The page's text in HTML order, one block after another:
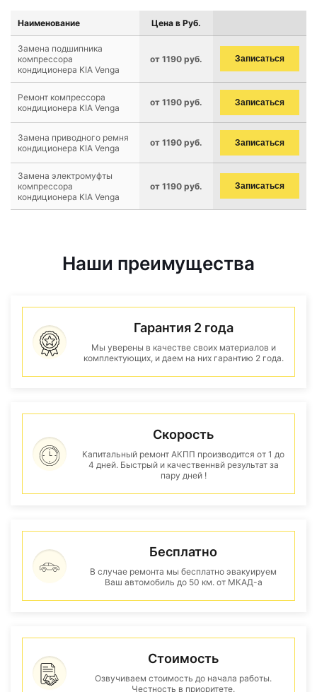
Наименование Цена в Руб.
Замена подшипника
компрессора
кондиционера KIA Venga
от 1190 руб. Записаться
Ремонт компрессора
кондиционера KIA Venga
от 1190 руб. Записаться
Замена приводного ремня
кондиционера KIA Venga
от 1190 руб. Записаться
Замена электромуфты
компрессора
кондиционера KIA Venga
от 1190 руб. Записаться
Наши преимущества
Гарантия 2 года
Мы уверены в качестве своих материалов и
комплектующих, и даем на них гарантию 2 года.
Скорость
Капитальный ремонт АКПП производится от 1 до
4 дней. Быстрый и качественнвй результат за
пару дней !
Бесплатно
В случае ремонта мы бесплатно эвакуируем
Ваш автомобиль до 50 км. от МКАД-а
Стоимость
Озвучиваем стоимость до начала работы.
Честность в приоритете.